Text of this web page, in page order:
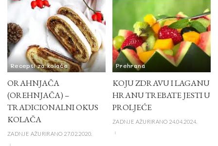
Recepti za kolače
ORAHNJAČA
(OREHNJAČA) –
TRADICIONALNI OKUS
KOLAČA
ZADNJE AŽURIRANO 27.02.2020.
Prehrana
KOJU ZDRAVU I LAGANU
HRANU TREBATE JESTI U
PROLJEĆE
ZADNJE AŽURIRANO 24.04.2024.